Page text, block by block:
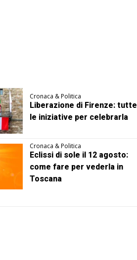
Cronaca & Politica
Liberazione di Firenze: tutte
le iniziative per celebrarla
Cronaca & Politica
Eclissi di sole il 12 agosto:
come fare per vederla in
Toscana